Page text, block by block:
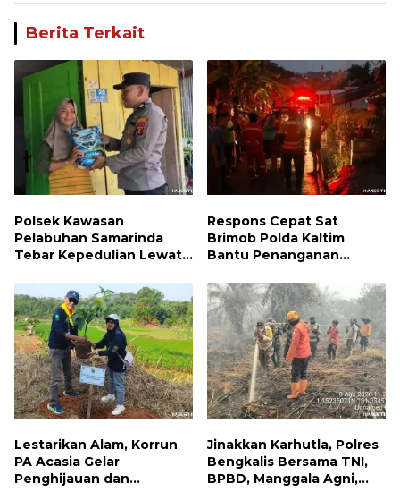
Berita Terkait
Polsek Kawasan
Pelabuhan Samarinda
Tebar Kepedulian Lewat
Sungai Dama Terima
Bantuan Sosial
Respons Cepat Sat
Brimob Polda Kaltim
Bantu Penanganan
Samarinda
Lestarikan Alam, Korrun
PA Acasia Gelar
Penghijauan dan
Jinakkan Karhutla, Polres
Bengkalis Bersama TNI,
BPBD, Manggala Agni,